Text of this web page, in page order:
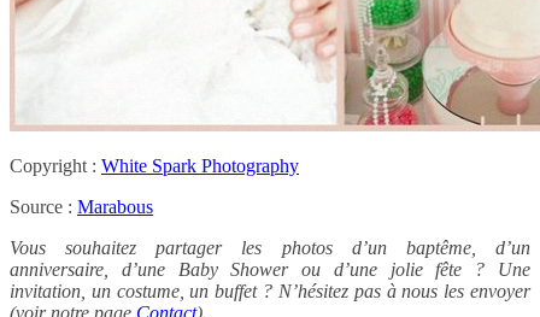
Copyright : White Spark Photography
Source : Marabous
Vous souhaitez partager les photos d’un baptême, d’un
anniversaire, d’une Baby Shower ou d’une jolie fête ? Une
invitation, un costume, un buffet ? N’hésitez pas à nous les envoyer
(voir notre page Contact).